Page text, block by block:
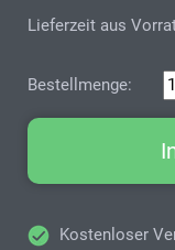
Lieferzeit aus
Bestellmenge:
Kostenloser